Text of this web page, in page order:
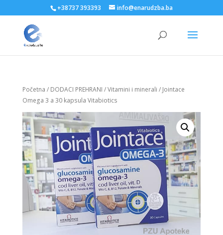
+38737 393393 info@enarudzba.ba
Početna / DODACI PREHRANI /Vitamini i minerali / Jointace
Omega 3 a 30 kapsula Vitabiotics